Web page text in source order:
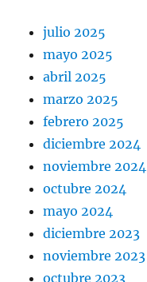
julio 2025
mayo 2025
abril 2025
marzo 2025
febrero 2025
diciembre 2024
noviembre 2024
octubre 2024
mayo 2024
diciembre 2023
noviembre 2023
octubre 2023